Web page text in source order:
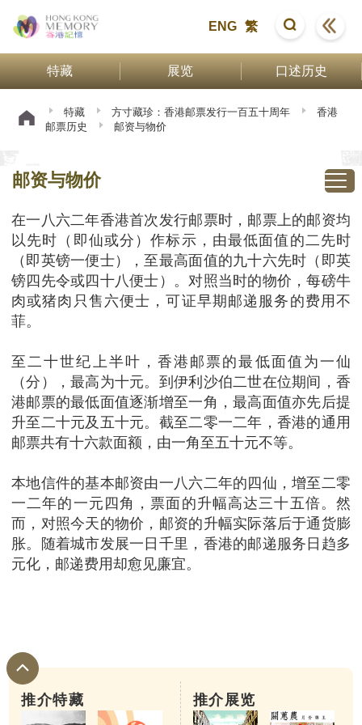
ENG 繁
特藏 展览 口述历史
特藏 方寸藏珍：香港邮票发行一百五十周年
香港
邮票历史
邮资与物价
邮资与物价
在一八六二年香港首次发行邮票时，邮票上的邮资均
以先时（即仙或分）作标示，由最低面值的二先时
（即英镑一便士），至最高面值的九十六先时（即英
镑四先令或四十八便士）。对照当时的物价，每磅牛
肉或猪肉只售六便士，可证早期邮递服务的费用不
菲。
至二十世纪上半叶，香港邮票的最低面值为一仙
（分），最高为十元。到伊利沙伯二世在位期间，香
港邮票的最低面值逐渐增至一角，最高面值亦先后提
升至二十元及五十元。截至二零一二年，香港的通用
邮票共有十六款面额，由一角至五十元不等。
本地信件的基本邮资由一八六二年的四仙，增至二零
一二年的一元四角，票面的升幅高达三十五倍。然
而，对照今天的物价，邮资的升幅实际落后于通货膨
胀。随着城市发展一日千里，香港的邮递服务日趋多
元化，邮递费用却愈见廉宜。
推介特藏 推介展览